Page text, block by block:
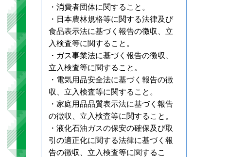
・消費者団体に関すること。
・日本農林規格等に関する法律及び
食品表示法に基づく報告の徴収、立
入検査等に関すること。
・ガス事業法に基づく報告の徴収、
立入検査等に関すること。
・電気用品安全法に基づく報告の徴
収、立入検査等に関すること。
・家庭用品品質表示法に基づく報告
の徴収、立入検査等に関すること。
・液化石油ガスの保安の確保及び取
引の適正化に関する法律に基づく報
告の徴収、立入検査等に関するこ